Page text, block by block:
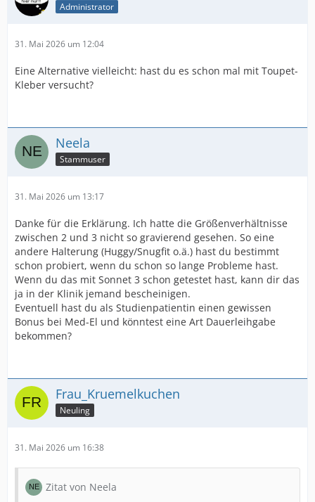
Administrator
31. Mai 2026 um 12:04
Eine Alternative vielleicht: hast du es schon mal mit Toupet-
Kleber versucht?
Neela
Stammuser
31. Mai 2026 um 13:17
Danke für die Erklärung. Ich hatte die Größenverhältnisse
zwischen 2 und 3 nicht so gravierend gesehen. So eine
andere Halterung (Huggy/Snugfit o.ä.) hast du bestimmt
schon probiert, wenn du schon so lange Probleme hast.
Wenn du das mit Sonnet 3 schon getestet hast, kann dir das
ja in der Klinik jemand bescheinigen.
Eventuell hast du als Studienpatientin einen gewissen
Bonus bei Med-El und könntest eine Art Dauerleihgabe
bekommen?
Frau_Kruemelkuchen
Neuling
31. Mai 2026 um 16:38
Zitat von Neela